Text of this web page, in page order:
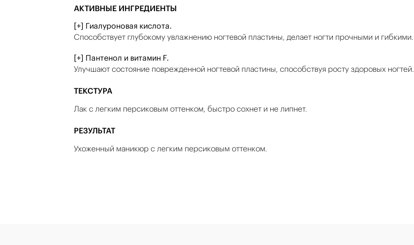
АКТИВНЫЕ ИНГРЕДИЕНТЫ
[+] Гиалуроновая кислота.
Способствует глубокому увлажнению ногтевой пластины, делает ногти прочными и гибкими.
[+] Пантенол и витамин F.
Улучшают состояние поврежденной ногтевой пластины, способствуя росту здоровых ногтей.
ТЕКСТУРА
Лак с легким персиковым оттенком, быстро сохнет и не липнет.
РЕЗУЛЬТАТ
Ухоженный маникюр с легким персиковым оттенком.